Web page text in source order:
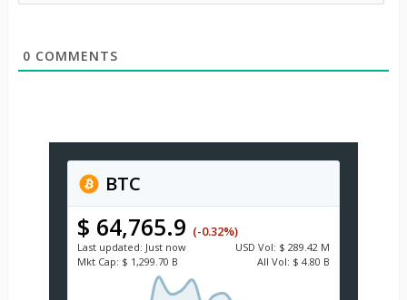
0 COMMENTS
BTC
$ 64,765.9 (-0.32%)
Last updated: Just now USD Vol: $ 289.42 M
Mkt Cap: $ 1,299.70 B All Vol: $ 4.80 B